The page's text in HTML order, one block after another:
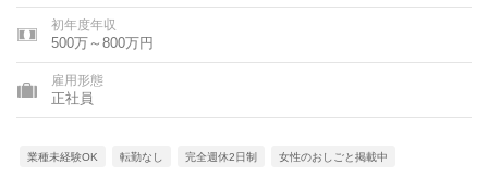
初年度年収
500万～800万円
雇用形態
正社員
業種未経験OK 転勤なし 完全週休2日制 女性のおしごと掲載中